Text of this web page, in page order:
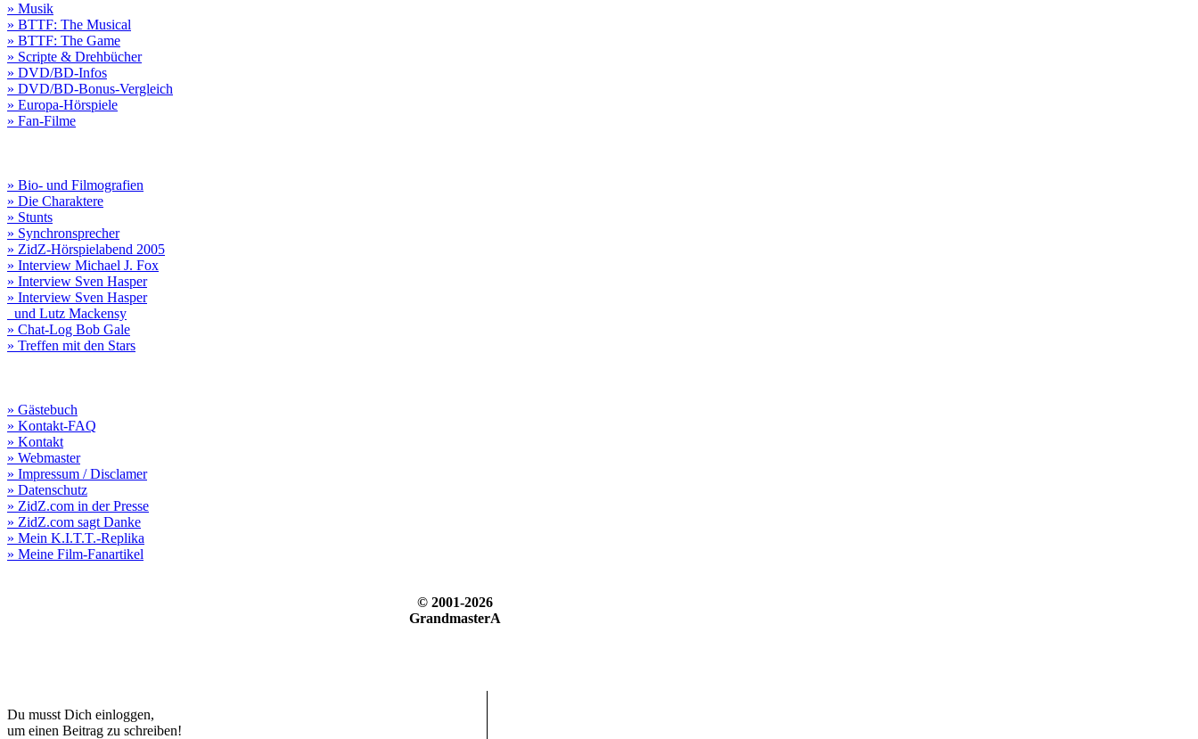
» Musik
» BTTF: The Musical
» BTTF: The Game
» Scripte & Drehbücher
» DVD/BD-Infos
» DVD/BD-Bonus-Vergleich
» Europa-Hörspiele
» Fan-Filme
» Bio- und Filmografien
» Die Charaktere
» Stunts
» Synchronsprecher
» ZidZ-Hörspielabend 2005
» Interview Michael J. Fox
» Interview Sven Hasper
» Interview Sven Hasper
und Lutz Mackensy
» Chat-Log Bob Gale
» Treffen mit den Stars
» Gästebuch
» Kontakt-FAQ
» Kontakt
» Webmaster
» Impressum / Disclamer
» Datenschutz
» ZidZ.com in der Presse
» ZidZ.com sagt Danke
» Mein K.I.T.T.-Replika
» Meine Film-Fanartikel
© 2001-2026
GrandmasterA
Du musst Dich einloggen,
um einen Beitrag zu schreiben!